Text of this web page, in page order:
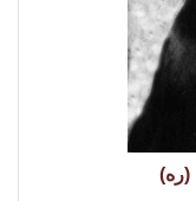
(ره)